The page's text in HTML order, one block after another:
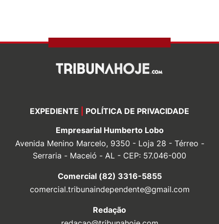
EXPEDIENTE
POLÍTICA DE PRIVACIDADE
Empresarial Humberto Lobo
Avenida Menino Marcelo, 9350 - Loja 28 - Térreo -
Serraria - Maceió - AL - CEP: 57.046-000
Comercial (82) 3316-5855
comercial.tribunaindependente@gmail.com
Redação